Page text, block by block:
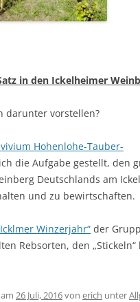
in den Ickelheimer
darunter vorstellen?
Hohenlohe-Tauber-
die Aufgabe gestellt, den
Deutschlands am
und zu bewirtschaften.
Winzerjahr“ der
Rebsorten, den
26 Juli, 2016von erich unter